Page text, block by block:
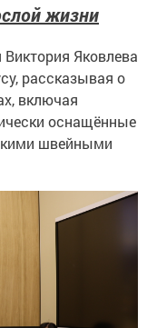
жизни
Яковлева
рассказывая о
включая
оснащённые
швейными